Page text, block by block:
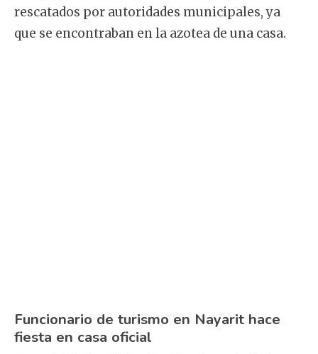
rescatados por autoridades municipales, ya
que se encontraban en la azotea de una casa.
Funcionario de turismo en Nayarit hace
fiesta en casa oficial